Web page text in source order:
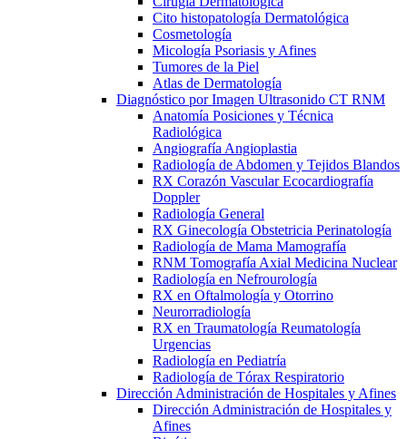
Cito histopatología Dermatológica
Cosmetología
Micología Psoriasis y Afines
Tumores de la Piel
Atlas de Dermatología
Diagnóstico por Imagen Ultrasonido CT RNM
Anatomía Posiciones y Técnica
Radiológica
Angiografía Angioplastia
Radiología de Abdomen y Tejidos Blandos
RX Corazón Vascular Ecocardiografía
Doppler
Radiología General
RX Ginecología Obstetricia Perinatología
Radiología de Mama Mamografía
RNM Tomografía Axial Medicina Nuclear
Radiología en Nefrourología
RX en Oftalmología y Otorrino
Neurorradiología
RX en Traumatología Reumatología
Urgencias
Radiología en Pediatría
Radiología de Tórax Respiratorio
Dirección Administración de Hospitales y Afines
Dirección Administración de Hospitales y
Afines